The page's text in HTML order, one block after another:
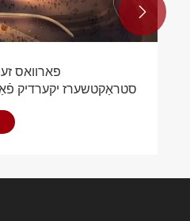
פארוואס
סטראַקטשערז יקערדיק
